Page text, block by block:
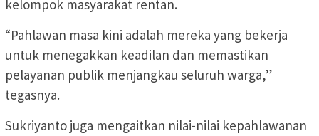
kelompok masyarakat rentan.
“Pahlawan masa kini adalah mereka yang bekerja
untuk menegakkan keadilan dan memastikan
pelayanan publik menjangkau seluruh warga,”
tegasnya.
Sukriyanto juga mengaitkan nilai-nilai kepahlawanan